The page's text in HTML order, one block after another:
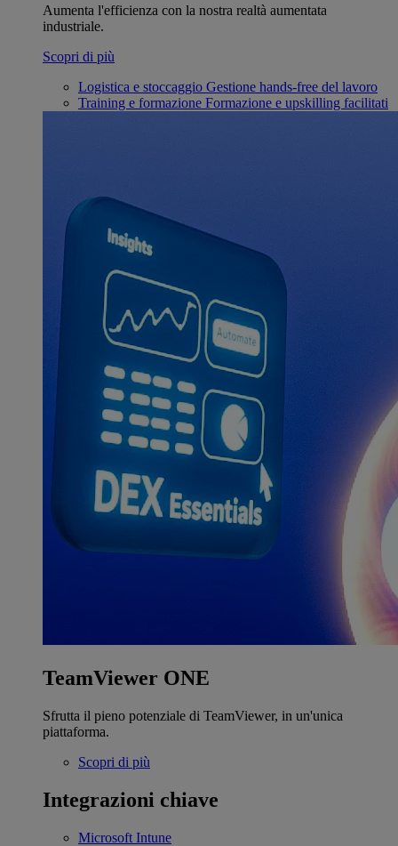
Aumenta l'efficienza con la nostra realtà aumentata
industriale.
Scopri di più
Logistica e stoccaggio Gestione hands-free del lavoro
Training e formazione Formazione e upskilling facilitati
TeamViewer ONE
Sfrutta il pieno potenziale di TeamViewer, in un'unica
piattaforma.
Scopri di più
Integrazioni chiave
Microsoft Intune